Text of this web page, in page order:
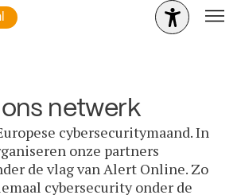
netwerk
cybersecuritymaand. In
onze partners
de vlag van Alert Online. Zo
cybersecurity onder de